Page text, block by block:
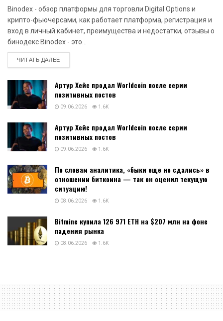
Binodex - обзор платформы для торговли Digital Options и
крипто-фьючерсами, как работает платформа, регистрация и
вход в личный кабинет, преимущества и недостатки, отзывы о
бинодекс Binodex - это...
ЧИТАТЬ ДАЛЕЕDETAILS
Артур Хейс продал Worldcoin после серии
позитивных постов
09.06.2026 1.6K
Артур Хейс продал Worldcoin после серии
позитивных постов
09.06.2026 1.6K
По словам аналитика, «быки еще не сдались» в
отношении биткоина — так он оценил текущую
ситуацию!
08.06.2026 1.6K
Bitmine купила 126 971 ETH на $207 млн на фоне
падения рынка
08.06.2026 1.6K